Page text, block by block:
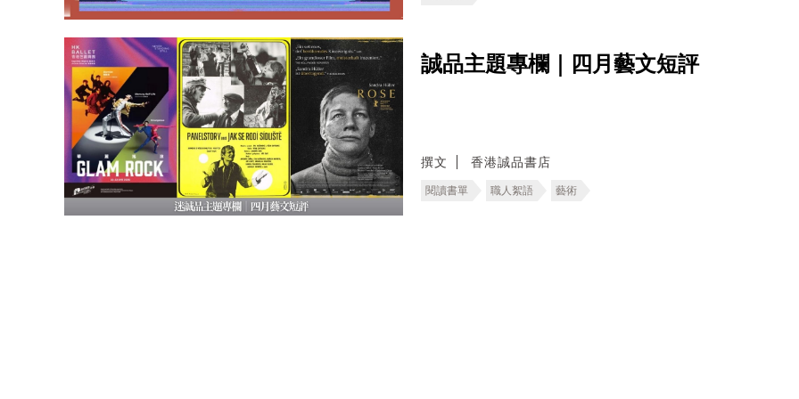
誠品主題專欄｜四月藝文短評
撰文 香港誠品書店
閱讀書單 職人絮語 藝術